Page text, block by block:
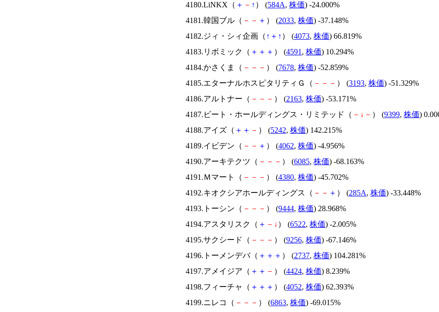
4180.LiNKX（ ＋ － ↑ ） (584A, 株価) -24.000%
4181.韓国ブル（ － － ＋ ） (2033, 株価) -37.148%
4182.ジィ・シィ企画（ ↑ ＋ ↑ ） (4073, 株価) 66.819%
4183.リボミック（ ＋ ＋ ＋ ） (4591 , 株価) 10.294%
4184.かさくま（ － － － ） (7678, 株価) -52.859%
4185.エターナルホスピタリティＧ（ － － － ） (3193, 株価) -51.329%
4186.アルトナー（ － － － ） (2163, 株価) -53.171%
4187.ビート・ホールディングス・リミテッド（ － ↓ － ） (9399, 株価)
4188.アイズ（ ＋ ＋ － ） (5242, 株価) 142.215%
4189.イビデン（ － － ＋ ） (4062, 株価) -4.956%
4190.アーキテクツ（ － － － ） (6085, 株価) -68.163%
4191.Ｍマート（ － － － ） (4380, 株価) -45.702%
4192.キオクシアホールディングス（ － － ＋ ） (285A, 株価) -33.448%
4193.トーシン（ － － － ） (9444, 株価) 28.968%
4194.アスタリスク（ ＋ － ↓ ） (6522, 株価) -2.005%
4195.サクシード（ － － － ） (9256, 株価) -67.146%
4196.トーメンデバ（ ＋ ＋ ＋ ） (2737, 株価) 104.281%
4197.アメイジア（ ＋ ＋ － ） (4424, 株価) 8.239%
4198.フィーチャ（ ＋ ＋ ＋ ） (4052, 株価) 62.393%
4199.ニレコ（ － － － ） (6863, 株価) -69.015%